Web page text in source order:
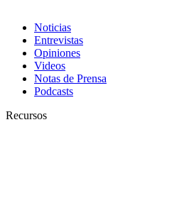
Noticias
Entrevistas
Opiniones
Videos
Notas de Prensa
Podcasts
Recursos